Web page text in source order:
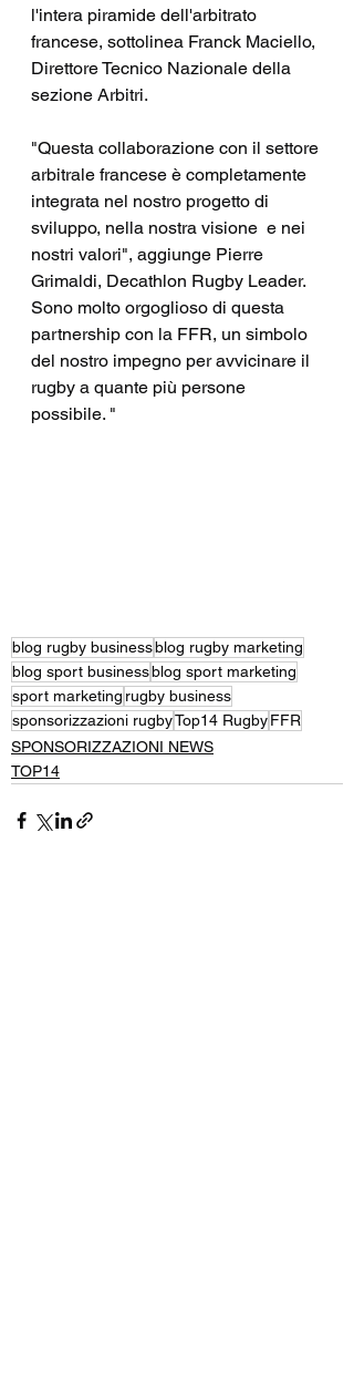
l'intera piramide dell'arbitrato
francese, sottolinea Franck Maciello,
Direttore Tecnico Nazionale della
sezione Arbitri.
"Questa collaborazione con il settore
arbitrale francese è completamente
integrata nel nostro progetto di
sviluppo, nella nostra visione  e nei
nostri valori", aggiunge Pierre
Grimaldi, Decathlon Rugby Leader.
Sono molto orgoglioso di questa
partnership con la FFR, un simbolo
del nostro impegno per avvicinare il
rugby a quante più persone
possibile. "
blog rugby businessblog rugby marketing
blog sport businessblog sport marketing
sport marketing rugby business
sponsorizzazioni rugbyTop14 RugbyFFR
SPONSORIZZAZIONI NEWS
TOP14